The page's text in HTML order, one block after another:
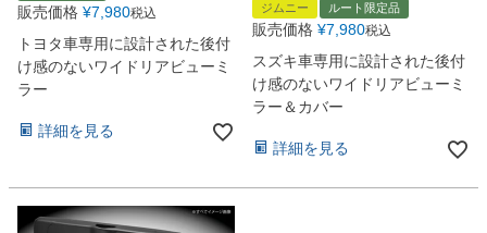
販売価格 ¥7,980税込
トヨタ車専用に設計された後付
け感のないワイドリアビューミ
ラー
詳細を見る
ジムニー ルート限定品
販売価格 ¥7,980税込
スズキ車専用に設計された後付
け感のないワイドリアビューミ
ラー＆カバー
詳細を見る